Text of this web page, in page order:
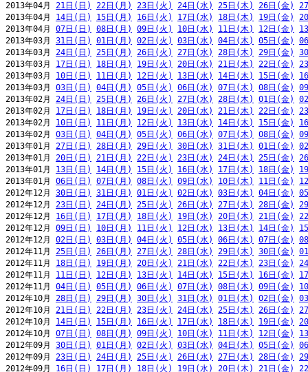
2013年04月 21日(日) 22日(月) 23日(火) 24日(水) 25日(木) 26日(金)
2013年04月 14日(日) 15日(月) 16日(火) 17日(水) 18日(木) 19日(金)
2013年04月 07日(日) 08日(月) 09日(火) 10日(水) 11日(木) 12日(金)
2013年03月 31日(日) 01日(月) 02日(火) 03日(水) 04日(木) 05日(金)
2013年03月 24日(日) 25日(月) 26日(火) 27日(水) 28日(木) 29日(金)
2013年03月 17日(日) 18日(月) 19日(火) 20日(水) 21日(木) 22日(金)
2013年03月 10日(日) 11日(月) 12日(火) 13日(水) 14日(木) 15日(金)
2013年03月 03日(日) 04日(月) 05日(火) 06日(水) 07日(木) 08日(金)
2013年02月 24日(日) 25日(月) 26日(火) 27日(水) 28日(木) 01日(金)
2013年02月 17日(日) 18日(月) 19日(火) 20日(水) 21日(木) 22日(金)
2013年02月 10日(日) 11日(月) 12日(火) 13日(水) 14日(木) 15日(金)
2013年02月 03日(日) 04日(月) 05日(火) 06日(水) 07日(木) 08日(金)
2013年01月 27日(日) 28日(月) 29日(火) 30日(水) 31日(木) 01日(金)
2013年01月 20日(日) 21日(月) 22日(火) 23日(水) 24日(木) 25日(金)
2013年01月 13日(日) 14日(月) 15日(火) 16日(水) 17日(木) 18日(金)
2013年01月 06日(日) 07日(月) 08日(火) 09日(水) 10日(木) 11日(金)
2012年12月 30日(日) 31日(月) 01日(火) 02日(水) 03日(木) 04日(金)
2012年12月 23日(日) 24日(月) 25日(火) 26日(水) 27日(木) 28日(金)
2012年12月 16日(日) 17日(月) 18日(火) 19日(水) 20日(木) 21日(金)
2012年12月 09日(日) 10日(月) 11日(火) 12日(水) 13日(木) 14日(金)
2012年12月 02日(日) 03日(月) 04日(火) 05日(水) 06日(木) 07日(金)
2012年11月 25日(日) 26日(月) 27日(火) 28日(水) 29日(木) 30日(金)
2012年11月 18日(日) 19日(月) 20日(火) 21日(水) 22日(木) 23日(金)
2012年11月 11日(日) 12日(月) 13日(火) 14日(水) 15日(木) 16日(金)
2012年11月 04日(日) 05日(月) 06日(火) 07日(水) 08日(木) 09日(金)
2012年10月 28日(日) 29日(月) 30日(火) 31日(水) 01日(木) 02日(金)
2012年10月 21日(日) 22日(月) 23日(火) 24日(水) 25日(木) 26日(金)
2012年10月 14日(日) 15日(月) 16日(火) 17日(水) 18日(木) 19日(金)
2012年10月 07日(日) 08日(月) 09日(火) 10日(水) 11日(木) 12日(金)
2012年09月 30日(日) 01日(月) 02日(火) 03日(水) 04日(木) 05日(金)
2012年09月 23日(日) 24日(月) 25日(火) 26日(水) 27日(木) 28日(金)
2012年09月 16日(日) 17日(月) 18日(火) 19日(水) 20日(木) 21日(金)